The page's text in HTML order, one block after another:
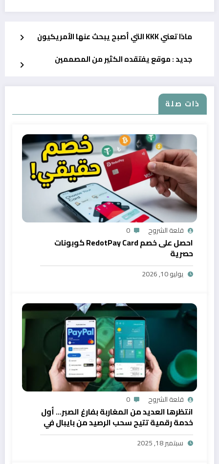
ماذا تعني KKK التي أصبح يبحث عنها الأمريكيون
جديد : موقع يفتقده الكثير من المصممين
ذات صلة
قلعة الشروح 0
احصل على خصم RedotPay Card كوبونات
حصرية
يوليو 10, 2026
قلعة الشروح 0
انتظرها العديد من المغاربة بفارغ الصبر… أول
خدمة رقمية تتيح سحب الرصيد من بايبال في
المغرب
سبتمبر 18, 2025